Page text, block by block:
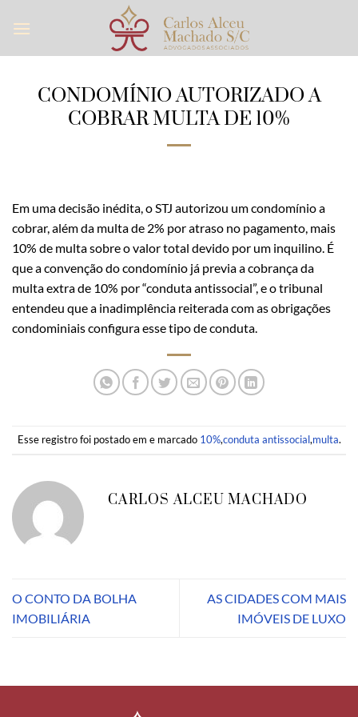
CONDOMÍNIO AUTORIZADO A
COBRAR MULTA DE 10%
Em uma decisão inédita, o STJ autorizou um condomínio a
cobrar, além da multa de 2% por atraso no pagamento, mais
10% de multa sobre o valor total devido por um inquilino. É
que a convenção do condomínio já previa a cobrança da
multa extra de 10% por “conduta antissocial”, e o tribunal
entendeu que a inadimplência reiterada com as obrigações
condominiais configura esse tipo de conduta.
Esse registro foi postado em e marcado 10%,conduta antissocial,multa.
CARLOS ALCEU MACHADO
O CONTO DA BOLHA
IMOBILIÁRIA
AS CIDADES COM MAIS
IMÓVEIS DE LUXO